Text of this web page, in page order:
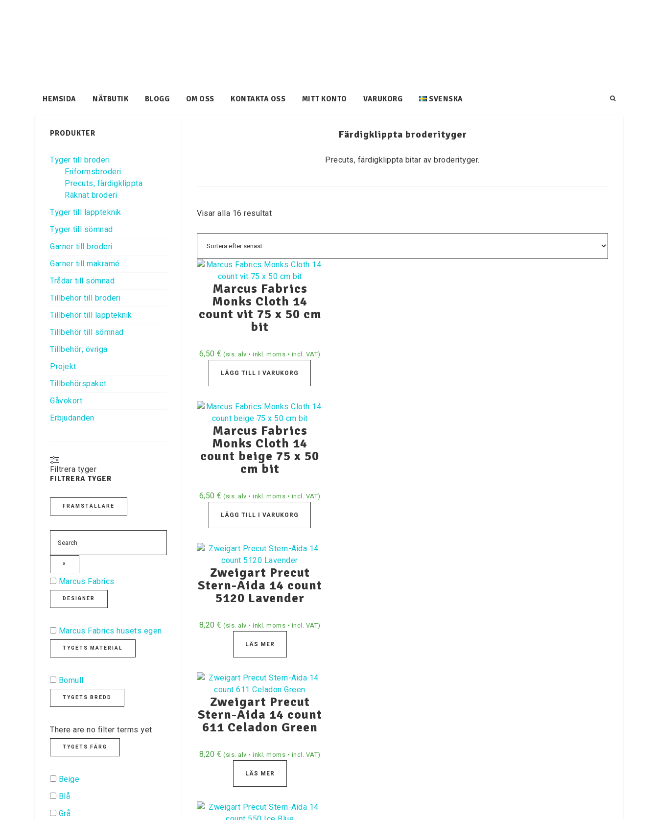
HEMSIDA NÄTBUTIK BLOGG OM OSS KONTAKTA OSS MITT KONTO VARUKORG SVENSKA
Färdigklippta broderityger
Precuts, färdigklippta bitar av broderityger.
Visar alla 16 resultat
Marcus Fabrics
Monks Cloth 14
count vit 75 x 50 cm
bit
6,50€ (sis. alv • inkl. moms • incl. VAT)
LÄGG TILL I VARUKORG
Marcus Fabrics
Monks Cloth 14
count beige 75 x 50
cm bit
6,50€ (sis. alv • inkl. moms • incl. VAT)
LÄGG TILL I VARUKORG
Zweigart Precut
Stern-Aida 14 count
5120 Lavender
8,20€ (sis. alv • inkl. moms • incl. VAT)
LÄS MER
Zweigart Precut
Stern-Aida 14 count
611 Celadon Green
8,20€ (sis. alv • inkl. moms • incl. VAT)
LÄS MER
PRODUKTER
Tyger till broderi
Friformsbroderi
Precuts, färdigklippta
Räknat broderi
Tyger till lappteknik
Tyger till sömnad
Garner till broderi
Garner till makramé
Trådar till sömnad
Tillbehör till broderi
Tillbehör till lappteknik
Tillbehör till sömnad
Tillbehör, övriga
Projekt
Tillbehörspaket
Gåvokort
Erbjudanden
Filtrera tyger
FILTRERA TYGER
FRAMSTÄLLARE
×
Marcus Fabrics
DESIGNER
Marcus Fabrics husets egen
TYGETS MATERIAL
Bomull
TYGETS BREDD
There are no filter terms yet
TYGETS FÄRG
Beige
Blå
Grå